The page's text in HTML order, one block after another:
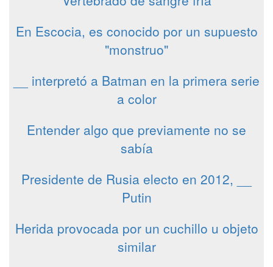
En Escocia, es conocido por un supuesto
"monstruo"
__ interpretó a Batman en la primera serie
a color
Entender algo que previamente no se
sabía
Presidente de Rusia electo en 2012, __
Putin
Herida provocada por un cuchillo u objeto
similar